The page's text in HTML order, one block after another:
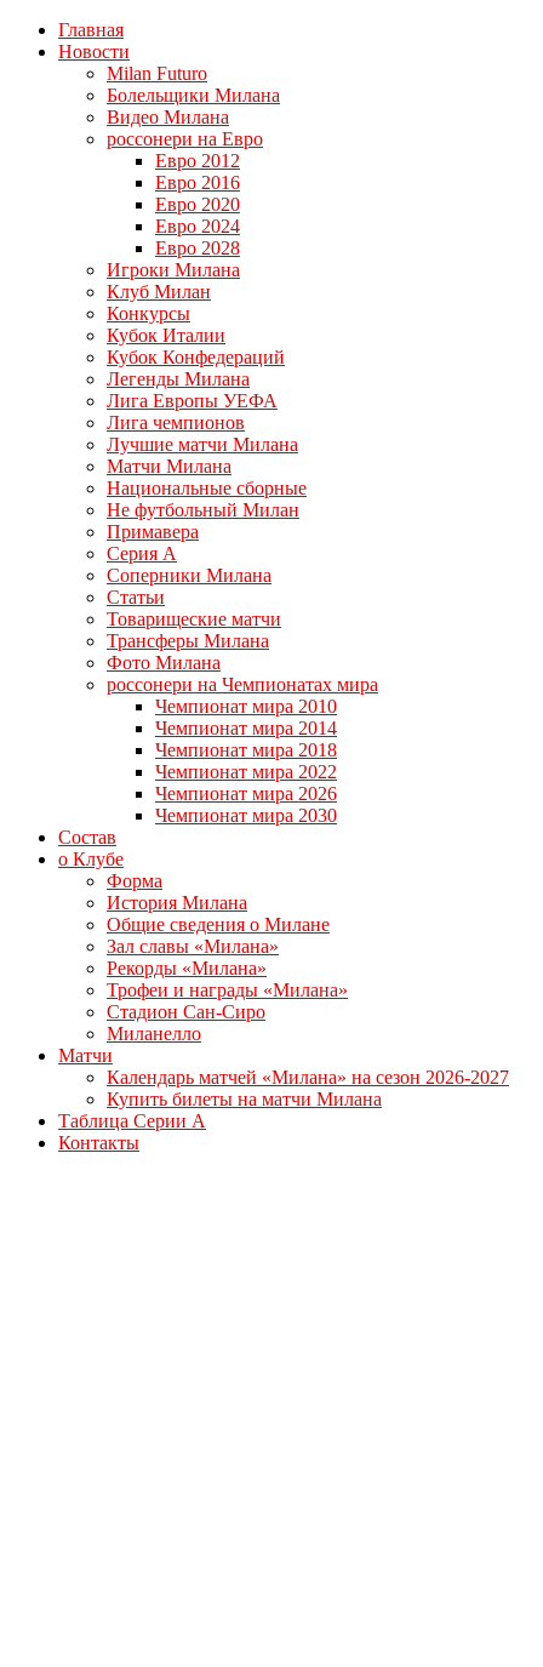
Главная
Новости
Milan Futuro
Болельщики Милана
Видео Милана
россонери на Евро
Евро 2012
Евро 2016
Евро 2020
Евро 2024
Евро 2028
Игроки Милана
Клуб Милан
Конкурсы
Кубок Италии
Кубок Конфедераций
Легенды Милана
Лига Европы УЕФА
Лига чемпионов
Лучшие матчи Милана
Матчи Милана
Национальные сборные
Не футбольный Милан
Примавера
Серия А
Соперники Милана
Статьи
Товарищеские матчи
Трансферы Милана
Фото Милана
россонери на Чемпионатах мира
Чемпионат мира 2010
Чемпионат мира 2014
Чемпионат мира 2018
Чемпионат мира 2022
Чемпионат мира 2026
Чемпионат мира 2030
Состав
о Клубе
Форма
История Милана
Общие сведения о Милане
Зал славы «Милана»
Рекорды «Милана»
Трофеи и награды «Милана»
Стадион Сан-Сиро
Миланелло
Матчи
Календарь матчей «Милана» на сезон 2026-2027
Купить билеты на матчи Милана
Таблица Серии А
Контакты